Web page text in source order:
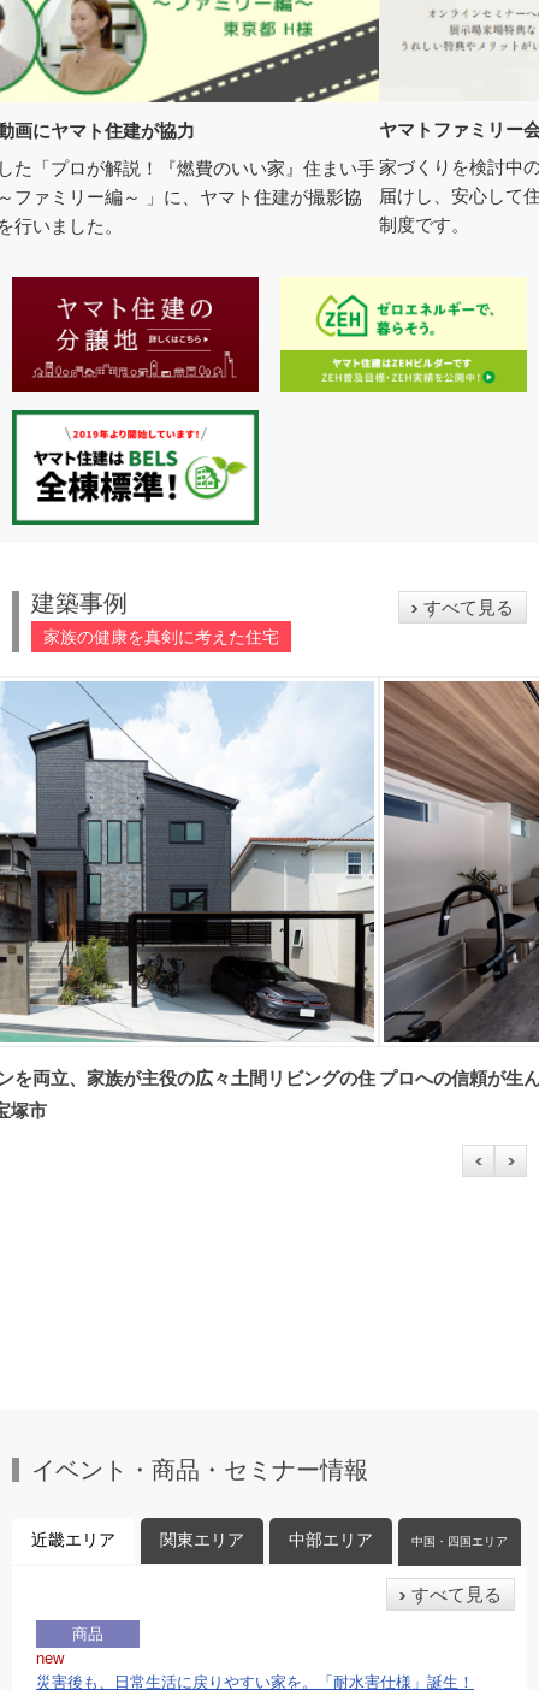
ヤマトファミリー会員制度
家づくりを検討中のお客様に、役立つ情報をわかりやすくお
届けし、安心して住まいづくりを進めていただくための会員
制度です。
住
ヤ
介
建築事例
家族の健康を真剣に考えた住宅
すべて見る
プロへの信頼が生んだ、意匠美を纏う住まい | 兵庫県姫路市 土
イベント・商品・セミナー情報
近畿エリア 関東エリア 中部エリア 中国・四国エリア
すべて見る
商品
new
災害後も、日常生活に戻りやすい家を。「耐水害仕様」誕生！